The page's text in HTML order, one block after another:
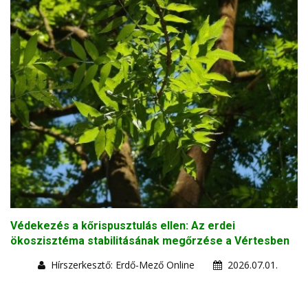
Védekezés a kőrispusztulás ellen: Az erdei
ökoszisztéma stabilitásának megőrzése a Vértesben
Hírszerkesztő: Erdő-Mező Online
2026.07.01.